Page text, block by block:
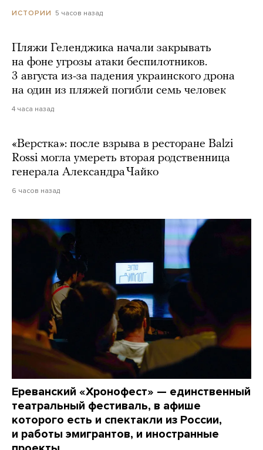
ИСТОРИИ 5 часов назад
Пляжи Геленджика начали закрывать
на фоне угрозы атаки беспилотников.
3 августа из-за падения украинского дрона
на один из пляжей погибли семь человек
4 часа назад
«Верстка»: после взрыва в ресторане Balzi
Rossi могла умереть вторая родственница
генерала Александра Чайко
6 часов назад
Ереванский «Хронофест» — единственный
театральный фестиваль, в афише
которого есть и спектакли из России,
и работы эмигрантов, и иностранные